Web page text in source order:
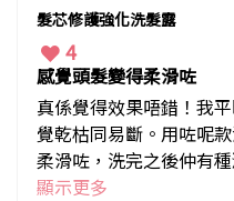
髮芯修護強化洗髮露
4
感覺頭髮變得柔滑咗
真係覺得效果唔錯！我
覺乾枯同易斷。用咗呢
柔滑咗，洗完之後仲有
淨力好強，頭髮蓬鬆感
顯示更多